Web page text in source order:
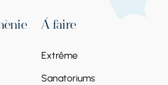
À faire
Extrême
Sanatoriums